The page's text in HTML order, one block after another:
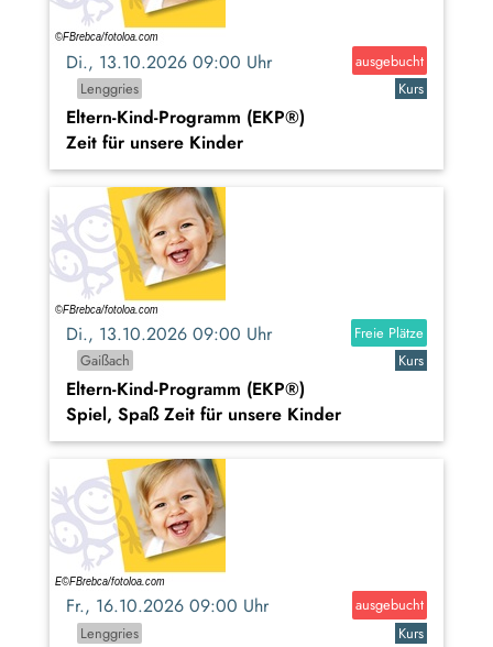
Di., 13.10.2026 09:00 Uhr
ausgebucht
Lenggries
Kurs
Eltern-Kind-Programm (EKP®)
Zeit für unsere Kinder
Di., 13.10.2026 09:00 Uhr
Freie Plätze
Gaißach
Kurs
Eltern-Kind-Programm (EKP®)
Spiel, Spaß Zeit für unsere Kinder
Fr., 16.10.2026 09:00 Uhr
ausgebucht
Lenggries
Kurs